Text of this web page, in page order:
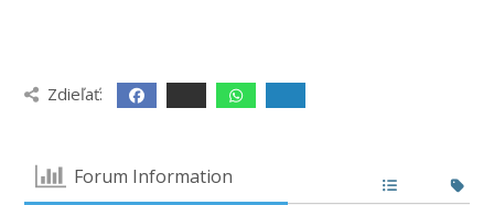
Zdieľať:
Forum Information